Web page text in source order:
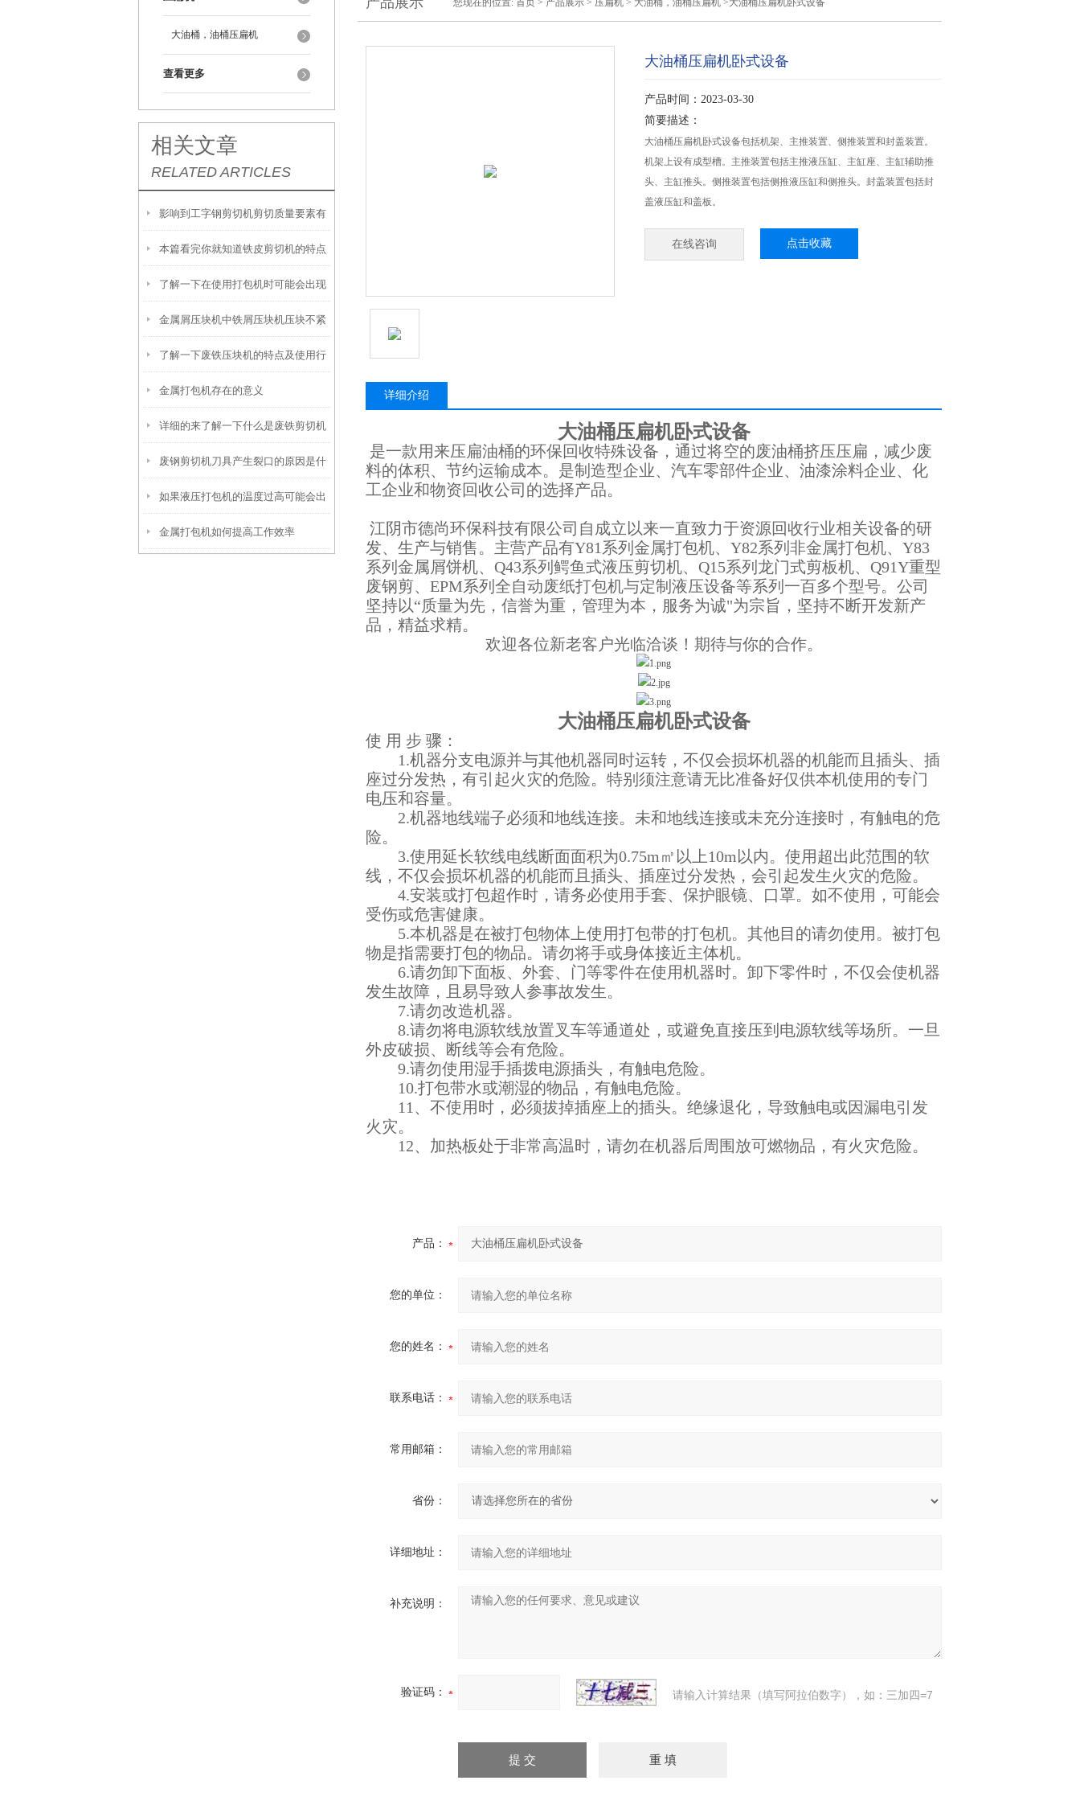
大油桶，油桶压扁机
查看更多
相关文章
RELATED ARTICLES
影响到工字钢剪切机剪切质量要素有
哪些你知道么
本篇看完你就知道铁皮剪切机的特点
有哪些了
了解一下在使用打包机时可能会出现
的故障及处理方法
金属屑压块机中铁屑压块机压块不紧
实原因及解决方法
了解一下废铁压块机的特点及使用行
业吧
金属打包机存在的意义
详细的来了解一下什么是废铁剪切机
吧
废钢剪切机刀具产生裂口的原因是什
么你知道么
如果液压打包机的温度过高可能会出
现哪些问题呢
金属打包机如何提高工作效率
您现在的位置: 首页 > 产品展示 > 压扁机 > 大油桶，油桶压扁机 >大油桶压扁机卧式设备
大油桶压扁机卧式设备
产品时间：2023-03-30
简要描述：
大油桶压扁机卧式设备包括机架、主推装置、侧推装置和封盖装置。
机架上设有成型槽。主推装置包括主推液压缸、主缸座、主缸辅助推
头、主缸推头。侧推装置包括侧推液压缸和侧推头。封盖装置包括封
盖液压缸和盖板。
在线咨询 点击收藏
详细介绍
大油桶压扁机卧式设备
是一款用来压扁油桶的环保回收特殊设备，通过将空的废油桶挤压压扁，减少废
料的体积、节约运输成本。 是制造型企业、汽车零部件企业、油漆涂料企业、化
工企业和物资回收公司的选择产品。
江阴市德尚环保科技有限公司自成立以来一直致力于资源回收行业相关设备的研
发、生产与销售。主营产品有Y81系列金属打包机、Y82系列非金属打包机、Y83
系列金属屑饼机、Q43系列鳄鱼式液压剪切机、Q15系列龙门式剪板机、Q91Y重型
废钢剪、EPM系列全自动废纸打包机与定制液压设备等系列一百多个型号。公司
坚持以“质量为先，信誉为重，管理为本，服务为诚"为宗旨，坚持不断开发新产
品，精益求精。
欢迎各位新老客户光临洽谈！期待与你的合作。
大油桶压扁机卧式设备
使 用 步 骤：
1.机器分支电源并与其他机器同时运转，不仅会损坏机器的机能而且插头、插
座过分发热，有引起火灾的危险。特别须注意请无比准备好仅供本机使用的专门
电压和容量。
2.机器地线端子必须和地线连接。未和地线连接或未充分连接时，有触电的危
险。
3.使用延长软线电线断面面积为0.75m㎡以上10m以内。使用超出此范围的软
线，不仅会损坏机器的机能而且插头、插座过分发热，会引起发生火灾的危险。
4.安装或打包超作时，请务必使用手套、保护眼镜、口罩。如不使用，可能会
受伤或危害健康。
5.本机器是在被打包物体上使用打包带的打包机。其他目的请勿使用。被打包
物是指需要打包的物品。请勿将手或身体接近主体机。
6.请勿卸下面板、外套、门等零件在使用机器时。卸下零件时，不仅会使机器
发生故障，且易导致人参事故发生。
7.请勿改造机器。
8.请勿将电源软线放置叉车等通道处，或避免直接压到电源软线等场所。一旦
外皮破损、断线等会有危险。
9.请勿使用湿手插拨电源插头，有触电危险。
10.打包带水或潮湿的物品，有触电危险。
11、不使用时，必须拔掉插座上的插头。绝缘退化，导致触电或因漏电引发
火灾。
12、加热板处于非常高温时，请勿在机器后周围放可燃物品，有火灾危险。
产品：
您的单位：
您的姓名：
联系电话：
常用邮箱：
省份：
详细地址：
补充说明：
验证码： 请输入计算结果（填写阿拉伯数字），如：三加四=7